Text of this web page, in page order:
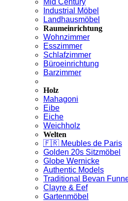
Mid Century
Industrial Möbel
Landhausmöbel
Raumeinrichtung
Wohnzimmer
Esszimmer
Schlafzimmer
Büroeinrichtung
Barzimmer
Holz
Mahagoni
Eibe
Eiche
Weichholz
Welten
🇫🇷 Meubles de Paris
Golden 20s Sitzmöbel
Globe Wernicke
Authentic Models
Traditional Bevan
Clayre & Eef
Gartenmöbel